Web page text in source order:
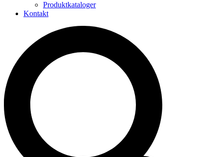
Produktkataloger
Kontakt